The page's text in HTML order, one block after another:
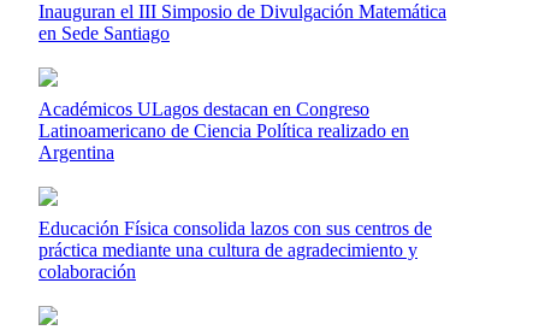
Inauguran el III Simposio de Divulgación Matemática
en Sede Santiago
Académicos ULagos destacan en Congreso
Latinoamericano de Ciencia Política realizado en
Argentina
Educación Física consolida lazos con sus centros de
práctica mediante una cultura de agradecimiento y
colaboración